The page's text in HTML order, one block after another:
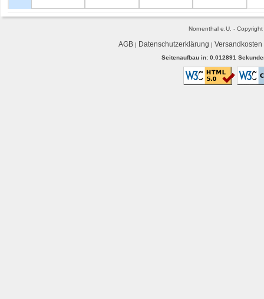
Nornenthal e.U. -
AGB| Datenschutzerklärung | Versandkosten
Seitenaufbau in: 0.012891